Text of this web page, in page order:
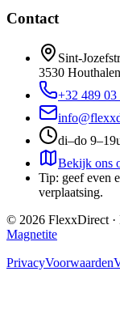
Contact
Sint-
3530
+32 489 03
di–do
Bekijk ons
Tip: geef even
verplaatsing.
© 2026 FlexxDirect
Magnetite
PrivacyVoorwaarden